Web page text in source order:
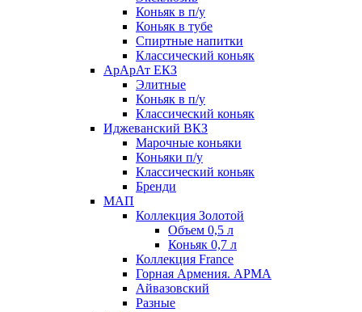
Коньяк в п/у
Коньяк в тубе
Спиртные напитки
Классический коньяк
АрАрАт ЕКЗ
Элитные
Коньяк в п/у
Классический коньяк
Иджеванский ВКЗ
Марочные коньяки
Коньяки п/у
Классический коньяк
Бренди
МАП
Коллекция Золотой
Объем 0,5 л
Коньяк 0,7 л
Коллекция France
Горная Армения. АРМА
Айвазовский
Разные